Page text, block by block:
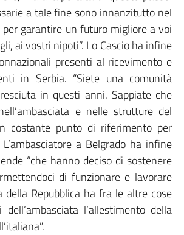
a tale fine sono innanzitutto nel
garantire un futuro migliore a voi
ai vostri nipoti”. Lo Cascio ha infine
presenti al ricevimento e
in Serbia. “Siete una comunità
in questi anni. Sappiate che
e nelle strutture del
costante punto di riferimento per
L’ambasciatore a Belgrado ha infine
“che hanno deciso di sostenere
di funzionare e lavorare
della Repubblica ha fra le altre cose
l’allestimento della